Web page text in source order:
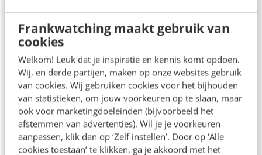
Frankwatching maakt gebruik van
cookies
Welkom! Leuk dat je inspiratie en kennis komt opdoen.
Wij, en derde partijen, maken op onze websites gebruik
van cookies. Wij gebruiken cookies voor het bijhouden
van statistieken, om jouw voorkeuren op te slaan, maar
ook voor marketingdoeleinden (bijvoorbeeld het
afstemmen van advertenties). Wil je je voorkeuren
aanpassen, klik dan op ‘Zelf instellen’. Door op ‘Alle
cookies toestaan’ te klikken, ga je akkoord met het
Sylvia Avontuur· 8 jaar geleden
MARKETING
Het is tijd voor slow influencer marketing
Hoe tegengesteld het ook klinkt: het is hoogste